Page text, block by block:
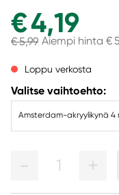
€ 4,19
€ 5,99 Aiempi hinta €
Loppu verkosta
Valitse vaihtoehto:
Amsterdam-akryylikynä 4
1